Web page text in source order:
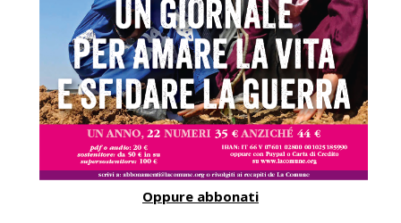
Oppure abbonati